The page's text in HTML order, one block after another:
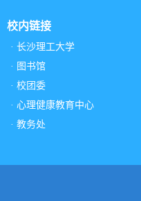
校内链接
· 长沙理工大学
· 图书馆
· 校团委
· 心理健康教育中心
· 教务处